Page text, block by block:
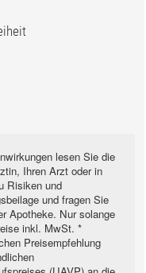
lesen Sie die
Ihren Arzt oder in
Risiken und
und fragen Sie
Apotheke. Nur solange
inkl. MwSt. *
Preisempfehlung